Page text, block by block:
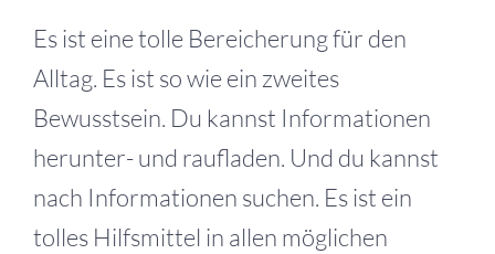
Es ist eine tolle Bereicherung für den
Alltag. Es ist so wie ein zweites
Bewusstsein. Du kannst Informationen
herunter- und raufladen. Und du kannst
nach Informationen suchen. Es ist ein
tolles Hilfsmittel in allen möglichen